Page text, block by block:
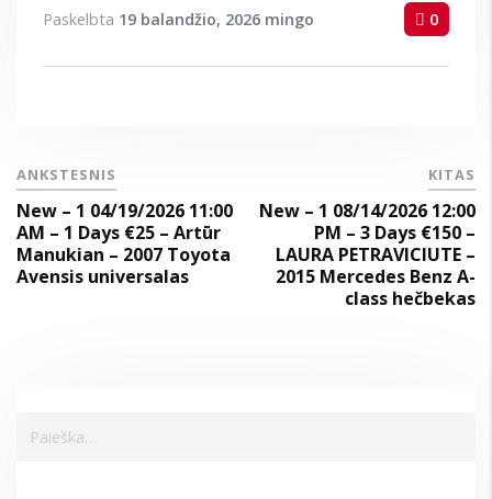
Paskelbta 19 balandžio, 2026 mingo 0
ANKSTESNIS
New – 1 04/19/2026 11:00
AM – 1 Days €25 – Artūr
Manukian – 2007 Toyota
Avensis universalas
KITAS
New – 1 08/14/2026 12:00
PM – 3 Days €150 –
LAURA PETRAVICIUTE –
2015 Mercedes Benz A-
class hečbekas